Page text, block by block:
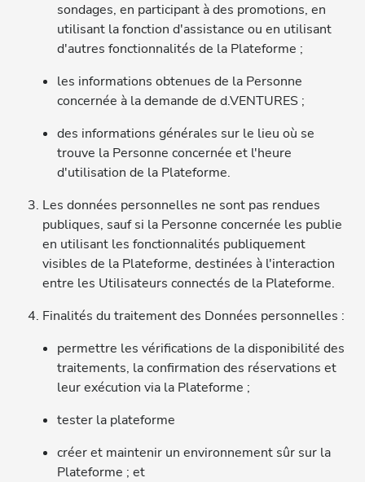
sondages, en participant à des promotions, en
utilisant la fonction d'assistance ou en utilisant
d'autres fonctionnalités de la Plateforme ;
les informations obtenues de la Personne
concernée à la demande de d.VENTURES ;
des informations générales sur le lieu où se
trouve la Personne concernée et l'heure
d'utilisation de la Plateforme.
Les données personnelles ne sont pas rendues
publiques, sauf si la Personne concernée les publie
en utilisant les fonctionnalités publiquement
visibles de la Plateforme, destinées à l'interaction
entre les Utilisateurs connectés de la Plateforme.
Finalités du traitement des Données personnelles :
permettre les vérifications de la disponibilité des
traitements, la confirmation des réservations et
leur exécution via la Plateforme ;
tester la plateforme
créer et maintenir un environnement sûr sur la
Plateforme ; et